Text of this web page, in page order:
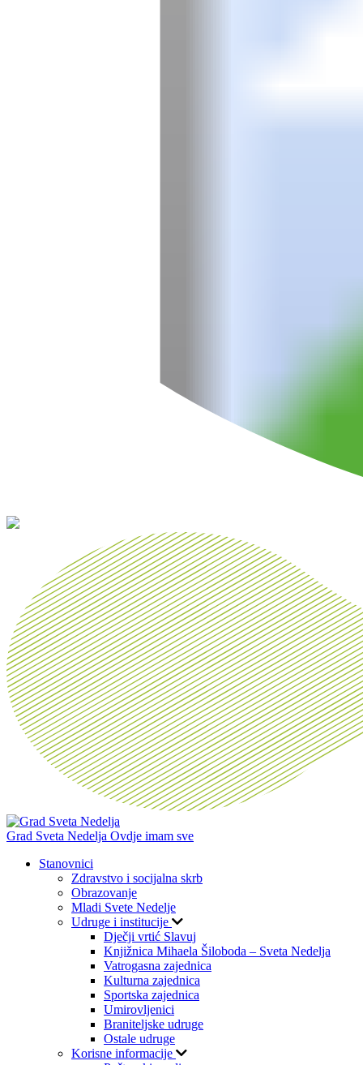
Grad Sveta Nedelja Ovdje imam sve
Stanovnici
Zdravstvo i socijalna skrb
Obrazovanje
Mladi Svete Nedelje
Udruge i institucije
Dječji vrtić Slavuj
Knjižnica Mihaela Šiloboda – Sveta Nedelja
Vatrogasna zajednica
Kulturna zajednica
Sportska zajednica
Umirovljenici
Braniteljske udruge
Ostale udruge
Korisne informacije